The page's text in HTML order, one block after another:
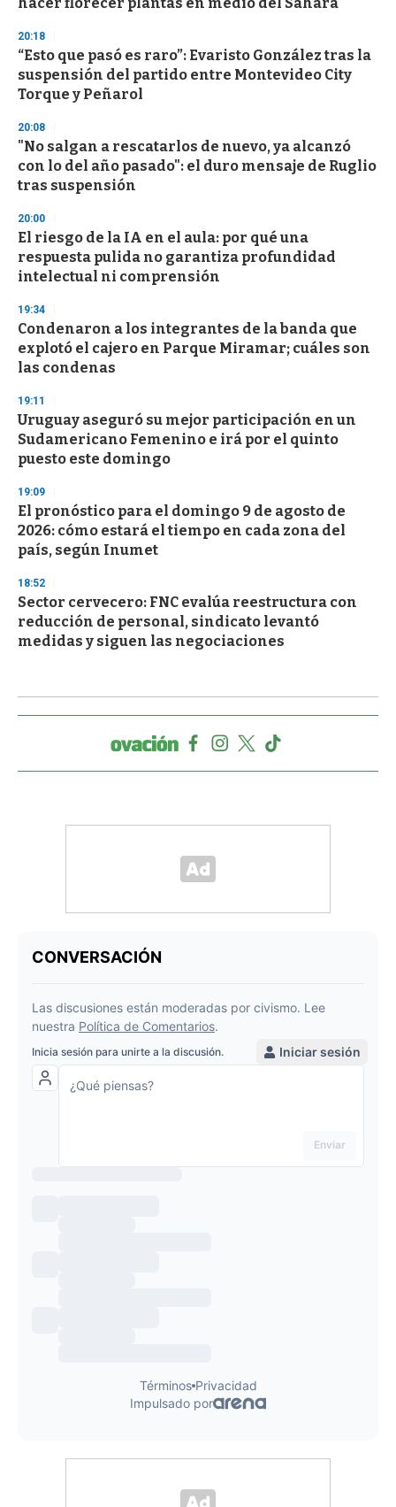
f
3
s
c
o
d
s
20:18
“Esto que pasó es raro”: Evaristo González tras la
suspensión del partido entre Montevideo City
Torque y Peñarol
20:08
"No salgan a rescatarlos de nuevo, ya alcanzó
con lo del año pasado": el duro mensaje de Ruglio
tras suspensión
20:00
El riesgo de la IA en el aula: por qué una
respuesta pulida no garantiza profundidad
intelectual ni comprensión
19:34
Condenaron a los integrantes de la banda que
explotó el cajero en Parque Miramar; cuáles son
las condenas
19:11
Uruguay aseguró su mejor participación en un
Sudamericano Femenino e irá por el quinto
puesto este domingo
19:09
El pronóstico para el domingo 9 de agosto de
2026: cómo estará el tiempo en cada zona del
país, según Inumet
18:52
Sector cervecero: FNC evalúa reestructura con
reducción de personal, sindicato levantó
medidas y siguen las negociaciones